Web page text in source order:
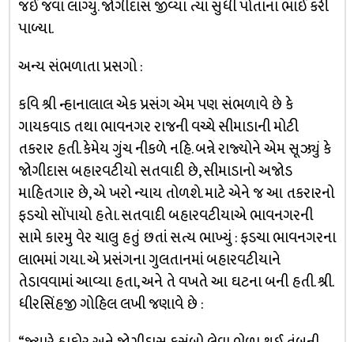
જઈ જવા લાગ્યું. જોગીદાસ જીવ્યા ત્યાં સુધી પોતાના ભાઈ કરી
પાળ્યા.
અન્ય સંભળાતા પ્રસગો :
કવિ શ્રી ન્હાનાલાલ એક પ્રસંગ એમ પણ સંભળાવે છે કે
ગાયકવાડ તથા ભાવનગર રાજની વચ્ચે સીમાડાની મોટી
તકરાર હતી. કેમેય ગુંચ નીકળે નહિ. બન્ને રાજ્યોને એમ સૂઝ્યું કે
જોગીદાસ બહારવટીયો સતવાદી છે, સીમાડાનો અજોડ
માહિતગાર છે, એ ખરો ન્યાય તોળશે. માટે એને જ આ તકરારનો
ફડચો સોંપાયો હતેા. સતવાદી બહારવટીયાએ ભાવનગરની
સામે કારમુ વેર ચાલુ હતું છતાં સત્ય ભાખ્યું : ફડચા ભાવનગરના
લાભમાં ગયા. એ પ્રસંગના ગુલતાનમાં બહારવટીયાને
તેડાવવામાં આવ્યા હતા, અને તે વખતે આ ઘટના બની હતી. શ્રી.
ધીરસિંહજી ગોહિલ લખી જણાવે છે :